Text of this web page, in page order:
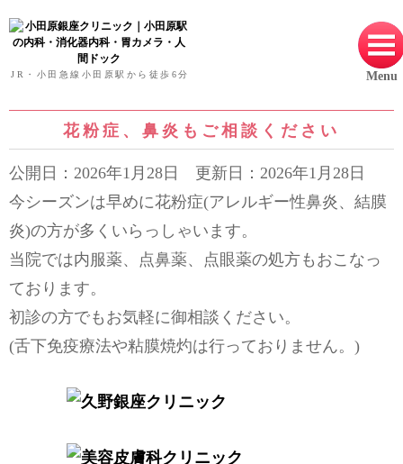
小田原銀座クリニック｜小田原駅の内科・
JR・小田急線小田原駅から徒歩6分 Menu
花粉症、鼻炎もご相談ください
公開日：2026年1月28日 更新日：2026年1月28日
今シーズンは早めに花粉症(アレルギー性鼻炎、結膜
炎)の方が多くいらっしゃいます。
当院では内服薬、点鼻薬、点眼薬の処方もおこなっ
ております。
初診の方でもお気軽に御相談ください。
(舌下免疫療法や粘膜焼灼は行っておりません。)